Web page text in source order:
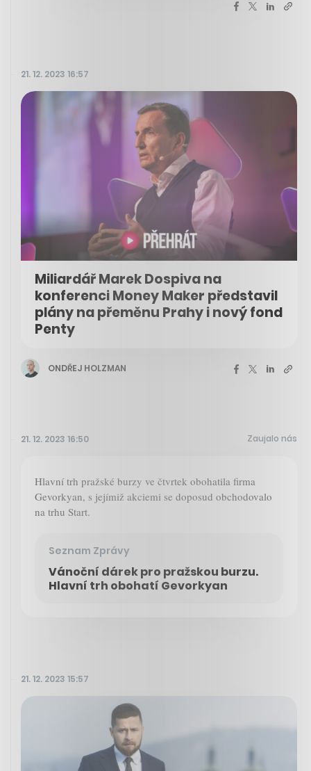
21. 12. 2023 16:57
Miliardář Marek Dospiva na
konferenci Money Maker představil
plány na přeměnu Prahy i nový fond
Penty
ONDŘEJ HOLZMAN
21. 12. 2023 16:50 Zaujalo nás
Hlavní trh pražské burzy ve čtvrtek obohatila firma
Gevorkyan, s jejímiž akciemi se doposud obchodovalo
na trhu Start.
Seznam Zprávy
Vánoční dárek pro pražskou burzu.
Hlavní trh obohatí Gevorkyan
21. 12. 2023 15:57